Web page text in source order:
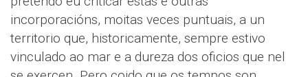
incorporacións, moitas veces puntuais, a un
territorio que, historicamente, sempre estivo
vinculado ao mar e a dureza dos oficios que nel